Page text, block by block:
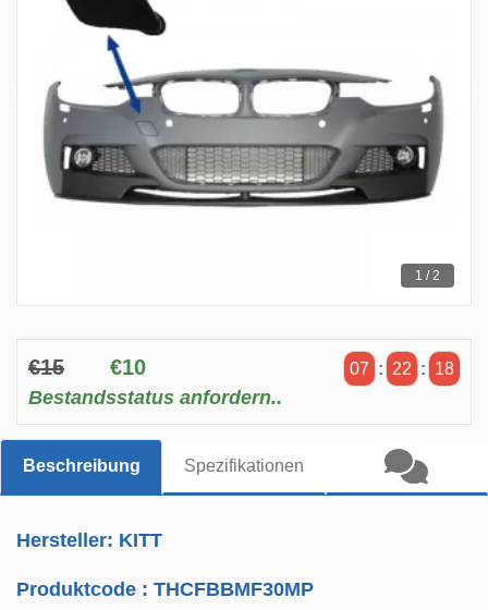
1 / 2
€15 €10 07 : 22 : 18
Bestandsstatus anfordern..
Beschreibung Spezifikationen
Hersteller: KITT
Produktcode :THCFBBMF30MP